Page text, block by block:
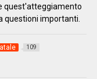
quest'atteggiamento
questioni importanti.
109